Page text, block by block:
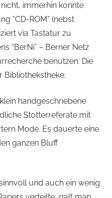
immerhin konnte
“CD-ROM” (nebst
via Tastatur zu
“BerNi” – Berner Netz
benutzen. Die
Bibliothekstheke.
handgeschriebene
Stotterreferate mit
Mode. Es dauerte eine
ganzen Bluff
und auch ein wenig